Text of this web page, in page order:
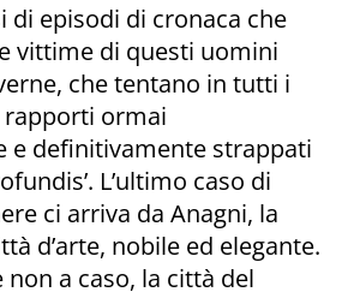
di episodi di cronaca che
vittime di questi uomini
che tentano in tutti i
ormai
e definitivamente strappati
L’ultimo caso di
ci arriva da Anagni, la
d’arte, nobile ed elegante.
non a caso, la città del